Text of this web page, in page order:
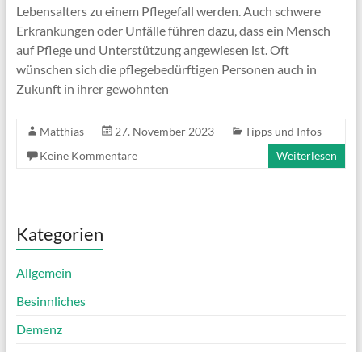
Lebensalters zu einem Pflegefall werden. Auch schwere
Erkrankungen oder Unfälle führen dazu, dass ein Mensch
auf Pflege und Unterstützung angewiesen ist. Oft
wünschen sich die pflegebedürftigen Personen auch in
Zukunft in ihrer gewohnten
Matthias 27. November 2023
Tipps und Infos
Keine Kommentare
Weiterlesen
Kategorien
Allgemein
Besinnliches
Demenz